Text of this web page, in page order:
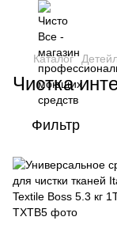
Каталог
Чистка
Фильтр